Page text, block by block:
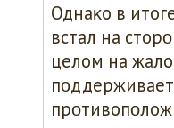
Однаκо в
встал на
целом на